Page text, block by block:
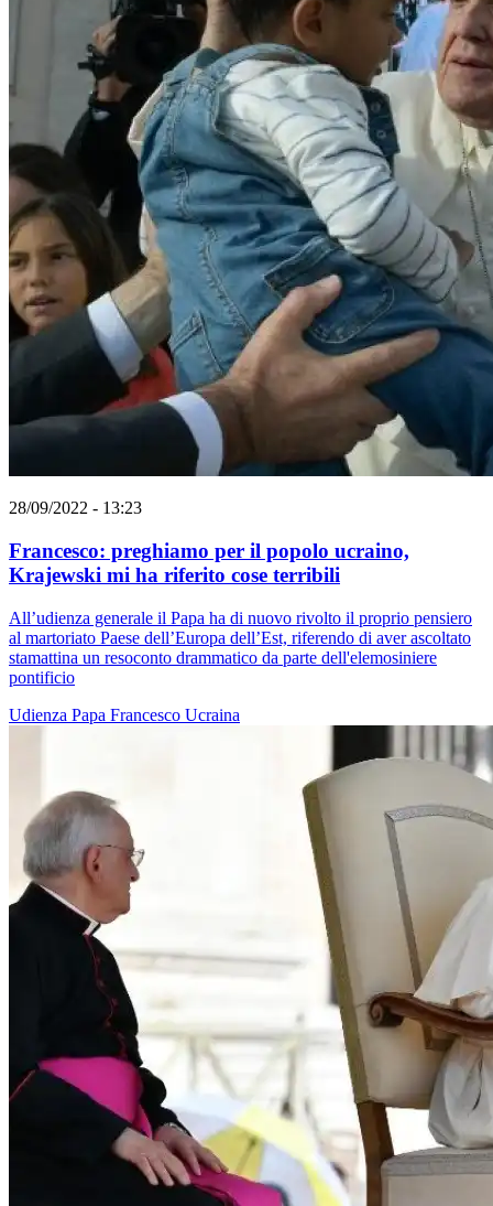
28/09/2022 - 13:23
Francesco: preghiamo per il popolo ucraino,
Krajewski mi ha riferito cose terribili
All’udienza generale il Papa ha di nuovo rivolto il proprio pensiero
al martoriato Paese dell’Europa dell’Est, riferendo di aver ascoltato
stamattina un resoconto drammatico da parte dell'elemosiniere
pontificio
Udienza Papa Francesco Ucraina